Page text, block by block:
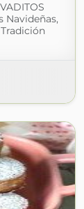
Navideñas,